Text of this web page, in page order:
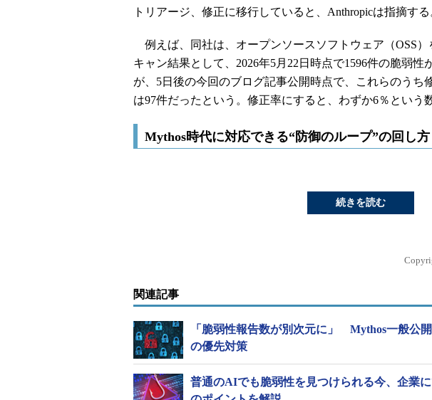
トリアージ、修正に移行していると、Anthropicは指摘する
例えば、同社は、オープンソースソフトウェア（OSS
キャン結果として、2026年5月22日時点で1596件の脆弱
が、5日後の今回のブログ記事公開時点で、これらのうち
は97件だったという。修正率にすると、わずか6％という
Mythos時代に対応できる“防御のループ”の回し方
続きを読む
関連記事
「脆弱性報告数が別次元に」 Mythos一般公
の優先対策
普通のAIでも脆弱性を見つけられる今、企業